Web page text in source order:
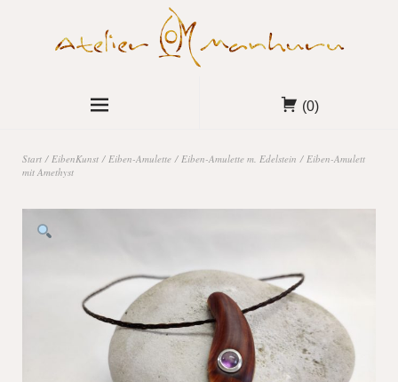
(0)
Start / EibenKunst / Eiben-Amulette / Eiben-Amulette m. Edelstein / Eiben-Amulett
mit Amethyst